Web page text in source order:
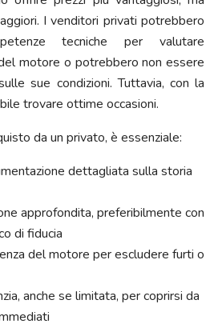
I venditori privati potrebbero
tecniche per valutare
motore o potrebbero non essere
sue condizioni. Tuttavia, con la
trovare ottime occasioni.
da un privato, è essenziale:
dettagliata sulla storia
approfondita, preferibilmente con
di fiducia
del motore per escludere furti o
anche se limitata, per coprirsi da